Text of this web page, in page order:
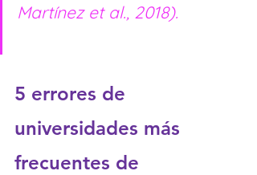
Martínez et al., 2018).
5 errores de
universidades más
frecuentes de